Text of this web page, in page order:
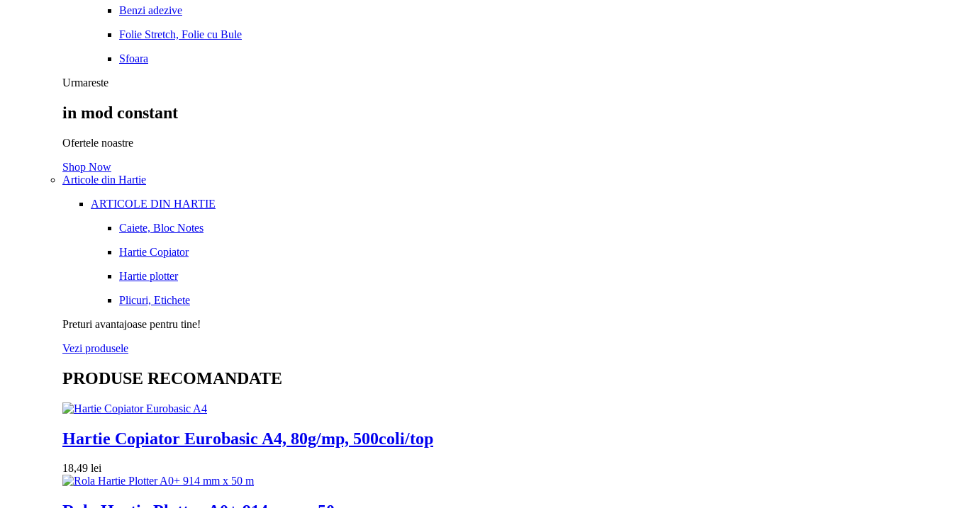
Benzi adezive
Folie Stretch, Folie cu Bule
Sfoara
Urmareste
in mod constant
Ofertele noastre
Shop Now
Articole din Hartie
ARTICOLE DIN HARTIE
Caiete, Bloc Notes
Hartie Copiator
Hartie plotter
Plicuri, Etichete
Preturi avantajoase pentru tine!
Vezi produsele
PRODUSE RECOMANDATE
Hartie Copiator Eurobasic A4, 80g/mp, 500coli/top
18,49 lei